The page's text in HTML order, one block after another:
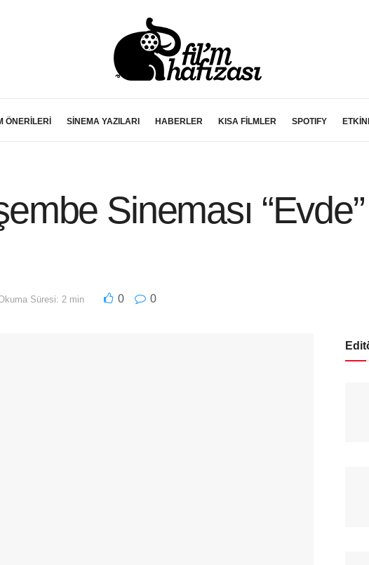
ÖNERİLERİ SİNEMA YAZILARI HABERLER KISA FİLMLER SPOTIFY
Sineması “Evde”
Süresi: 2 min 0 0